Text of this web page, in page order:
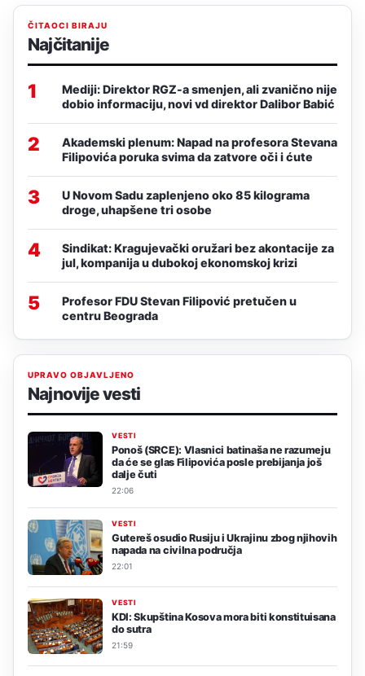
ČITAOCI BIRAJU
Najčitanije
1
Mediji: Direktor RGZ-a smenjen, ali zvanično nije
dobio informaciju, novi vd direktor Dalibor Babić
2
Akademski plenum: Napad na profesora Stevana
Filipovića poruka svima da zatvore oči i ćute
3
U Novom Sadu zaplenjeno oko 85 kilograma
droge, uhapšene tri osobe
4
Sindikat: Kragujevački oružari bez akontacije za
jul, kompanija u dubokoj ekonomskoj krizi
5
Profesor FDU Stevan Filipović pretučen u
centru Beograda
UPRAVO OBJAVLJENO
Najnovije vesti
VESTI
Ponoš (SRCE): Vlasnici batinaša ne razumeju
da će se glas Filipovića posle prebijanja još
dalje čuti
22:06
VESTI
Gutereš osudio Rusiju i Ukrajinu zbog njihovih
napada na civilna područja
22:01
VESTI
KDI: Skupština Kosova mora biti konstituisana
do sutra
21:59